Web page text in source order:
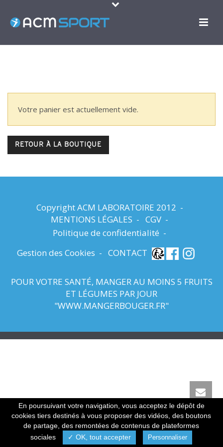
Votre panier est actuellement vide.
RETOUR À LA BOUTIQUE
Copyright ACM LABORATOIRE 2012 -
MENTIONS LÉGALES - CGV -
Politique de confidentialité -
Gestion des Cookies - CONTACT
POUR VOTRE SANTÉ, MANGER AU MOINS 5 FRUITS
ET LÉGUMES PAR JOUR
"WWW.MANGERBOUGER.FR"
0
En poursuivant votre navigation, vous acceptez le dépôt de
cookies tiers destinés à vous proposer des vidéos, des boutons
de partage, des remontées de contenus de plateformes
sociales
✓ OK, tout accepter Personnaliser